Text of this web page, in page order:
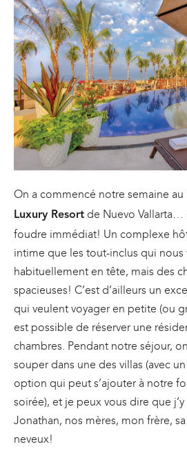
On a commencé notre semaine au
Luxury Resort de Nuevo
foudre immédiat! Un complexe
intime que les tout-inclus qui nous
habituellement en tête, mais des
spacieuses! C’est d’ailleurs un
qui veulent voyager en petite (ou
est possible de réserver une
chambres. Pendant notre séjour,
souper dans une des villas (avec
option qui peut s’ajouter à notre
soirée), et je peux vous dire que
Jonathan, nos mères, mon frère,
neveux!